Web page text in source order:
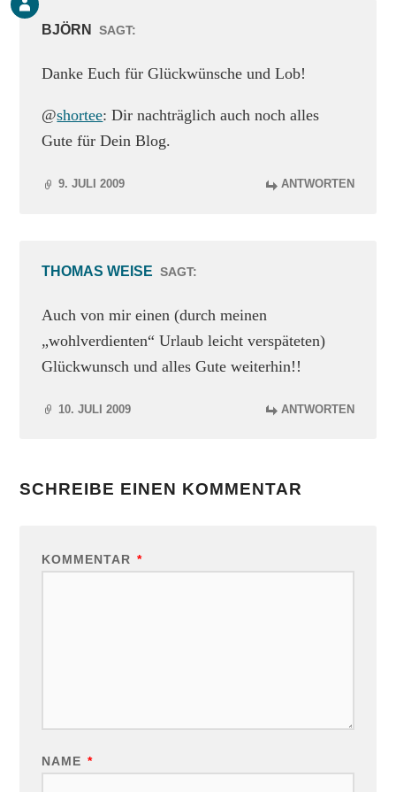
Kommentar
des
Beitrags-
BJÖRN SAGT:
Danke Euch für Glückwünsche und Lob!
@shortee: Dir nachträglich auch noch alles
Gute für Dein Blog.
9. JULI 2009 ANTWORTEN
THOMAS WEISE SAGT:
Auch von mir einen (durch meinen
„wohlverdienten“ Urlaub leicht verspäteten)
Glückwunsch und alles Gute weiterhin!!
10. JULI 2009 ANTWORTEN
SCHREIBE EINEN KOMMENTAR
KOMMENTAR *
NAME *